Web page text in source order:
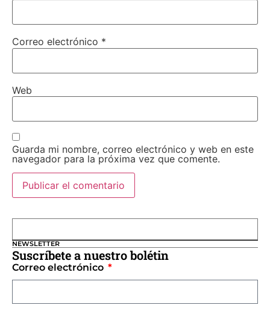
Correo electrónico *
Web
Guarda mi nombre, correo electrónico y web en este
navegador para la próxima vez que comente.
NEWSLETTER
Suscríbete a nuestro bolétin
Correo electrónico